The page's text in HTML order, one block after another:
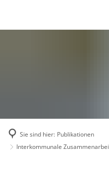
Mitglied
Akademie
Sie sind hier: Publikationen
Interkommunale